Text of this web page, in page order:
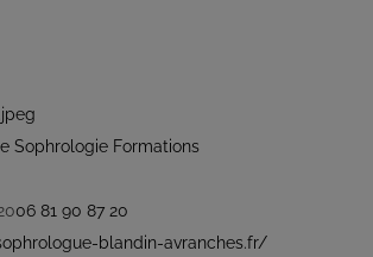
Sophrologie Formations
06 81 90 87 20
blandin-avranches.fr/